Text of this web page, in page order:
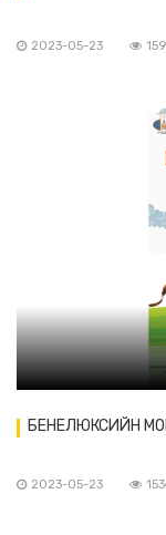
2023-05-23
БЕНЕЛЮКСИЙН
2023-05-23